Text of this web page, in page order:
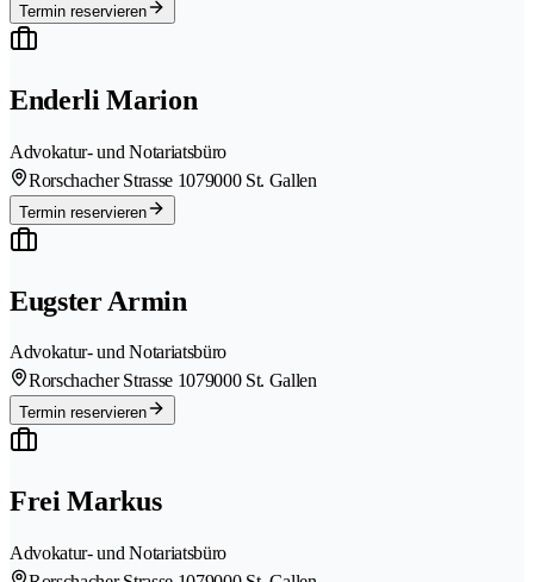
Termin reservieren
Enderli Marion
Advokatur- und Notariatsbüro
Rorschacher Strasse 1079000 St. Gallen
Termin reservieren
Eugster Armin
Advokatur- und Notariatsbüro
Rorschacher Strasse 1079000 St. Gallen
Termin reservieren
Frei Markus
Advokatur- und Notariatsbüro